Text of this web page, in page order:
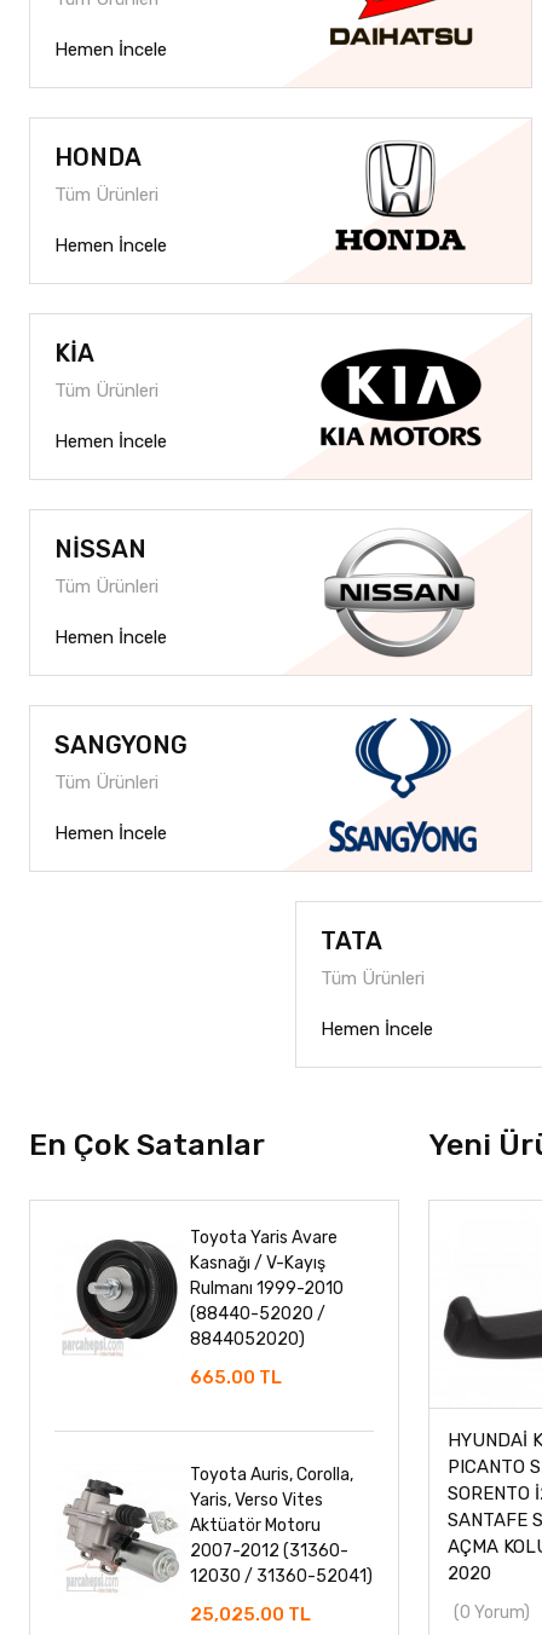
Hemen İncele
HONDA
Tüm Ürünleri
Hemen İncele
KİA
Tüm Ürünleri
Hemen İncele
NİSSAN
Tüm Ürünleri
Hemen İncele
SANGYONG
Tüm Ürünleri
Hemen İncele
TATA
Tüm Ürünleri
Hemen İncele
En Çok Satanlar
Toyota Yaris Avare
Kasnağı / V-Kayış
Rulmanı 1999-2010
(88440-52020 /
8844052020)
665.00 TL
Toyota Auris, Corolla,
Yaris, Verso Vites
Aktüatör Motoru
2007-2012 (31360-
12030 / 31360-52041)
25,025.00 TL
Yeni
HYUNDAİ
PICANTO
SORENTO
SANTAFE
AÇMA
2020
(0 Yorum)